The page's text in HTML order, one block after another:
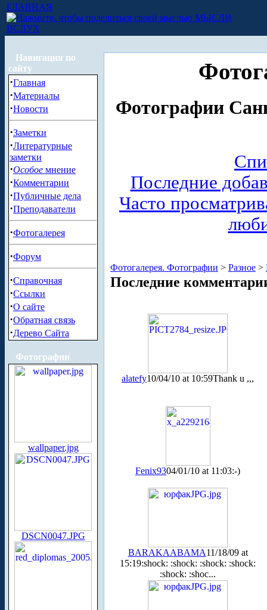
ГЛАВНАЯ
МЫСЛИ
ВСЛУХ
Навигация по
сайту
·Главная
·Материалы
·Новости
·Заметки
·Литературные
заметки
·Особое мнение
·Комментарии
·Публичные дела
·Преподаватели
·Фотогалерея
·Форум
·Справочная
·Ссылки
·О сайте
·Обратная связь
·Дерево Сайта
Фотографии
wallpaper.jpg
DSCN0047.JPG
Фотографии
Последние
Часто
Фотогалерея. Фотографии > Разное >
Последние
alatefy10/04/10 at 10:59Thank u ,,,
Fenix9304/01/10 at 11:03:-)
BARAKAABAMA11/18/09 at
15:19:shock: :shock: :shock: :shock:
:shock: :shoc...